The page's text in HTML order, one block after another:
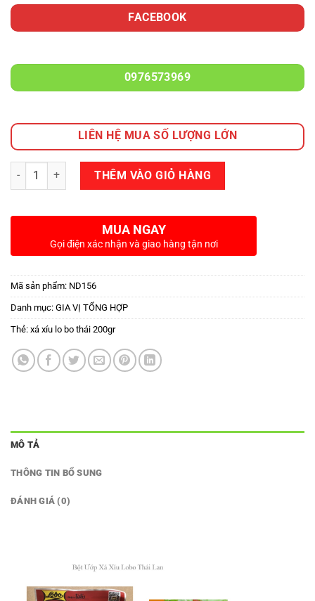
FACEBOOK
0976573969
LIÊN HỆ MUA SỐ LƯỢNG LỚN
Số lượng THÊM VÀO GIỎ HÀNG
MUA NGAY
Gọi điện xác nhận và giao hàng tận nơi
Mã sản phẩm: ND156
Danh mục: GIA VỊ TỔNG HỢP
Thẻ: xá xíu lo bo thái 200gr
MÔ TẢ
THÔNG TIN BỔ SUNG
ĐÁNH GIÁ (0)